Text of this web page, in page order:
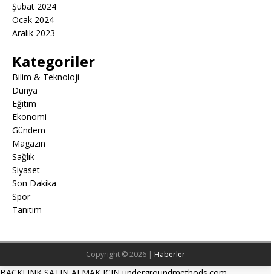
Şubat 2024
Ocak 2024
Aralık 2023
Kategoriler
Bilim & Teknoloji
Dünya
Eğitim
Ekonomi
Gündem
Magazin
Sağlık
Siyaset
Son Dakika
Spor
Tanıtım
Copyright © 2026 | Haberler